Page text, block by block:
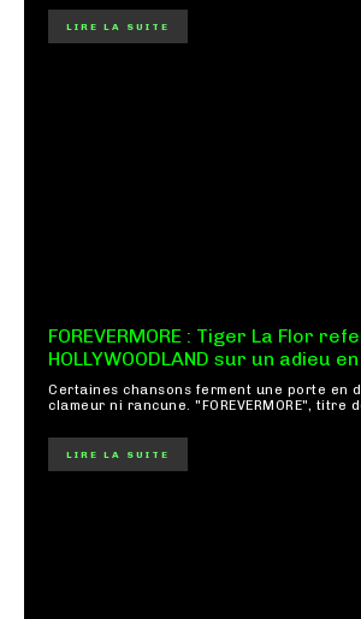
LIRE LA SUITE
FOREVERMORE : Tiger La Flor
HOLLYWOODLAND sur un adieu
Certaines chansons ferment une porte en
clameur ni rancune. "FOREVERMORE", titre
LIRE LA SUITE